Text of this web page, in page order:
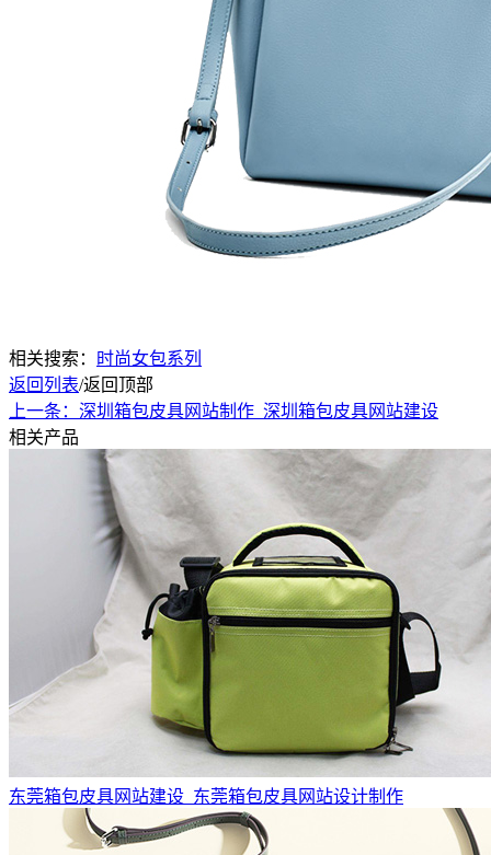
相关搜索：
时尚女包系列
返回列表/返回顶部
上一条：深圳箱包皮具网站制作_深圳箱包皮具网站建设
相关产品
东莞箱包皮具网站建设_东莞箱包皮具网站设计制作